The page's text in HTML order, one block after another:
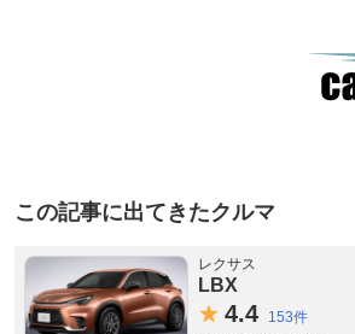
この記事に出てきたクルマ
レクサス
LBX
4.4 153件